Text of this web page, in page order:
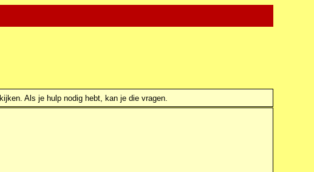
Als je hulp nodig hebt, kan je die vragen.